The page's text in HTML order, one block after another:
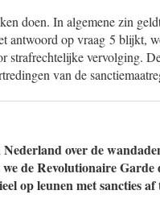
doen. In algemene zin
antwoord op vraag 5 blijkt,
strafrechtelijke vervolging.
van de
over de
de Revolutionaire
op leunen met sancties af